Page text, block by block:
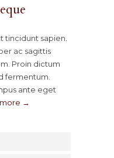
tincidunt sapien.
ac sagittis
Proin dictum
fermentum.
ante eget
→